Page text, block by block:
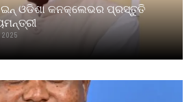
ଇନ୍ ଓଡିଶା କନକ୍ଲେଭର ପ୍ରସ୍ତୁତି